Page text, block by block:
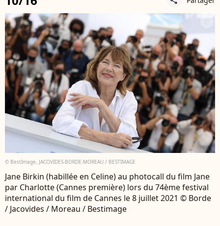
© BestImage, JACOVIDES-BORDE-MOREAU / BESTIMAGE
Jane Birkin (habillée en Celine) au photocall du film Jane
par Charlotte (Cannes première) lors du 74ème festival
international du film de Cannes le 8 juillet 2021 © Borde
/ Jacovides / Moreau / Bestimage